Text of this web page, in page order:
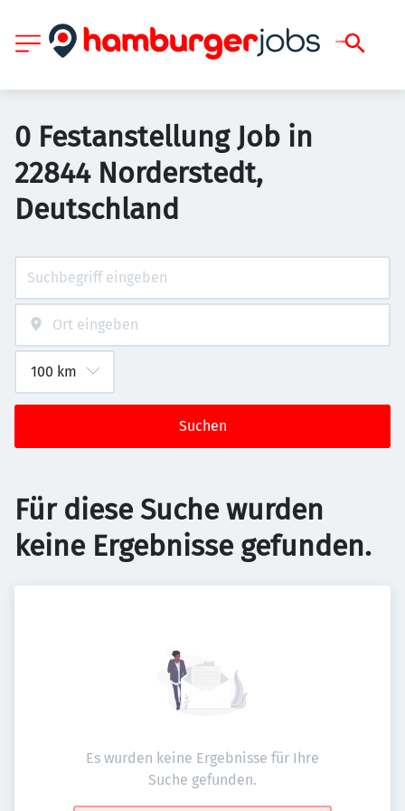
0 Festanstellung Job in
22844 Norderstedt,
Deutschland
Suchen
Für diese Suche wurden
keine Ergebnisse gefunden.
Es wurden keine Ergebnisse für Ihre
Suche gefunden.